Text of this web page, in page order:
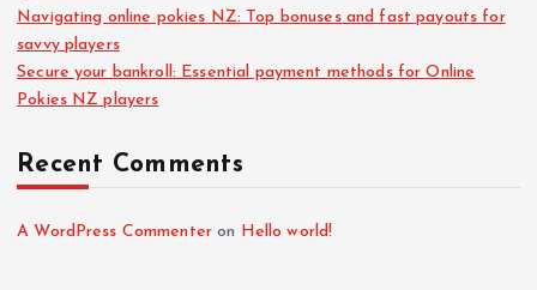
Navigating online pokies NZ: Top bonuses and fast payouts for
savvy players
Secure your bankroll: Essential payment methods for Online
Pokies NZ players
Recent Comments
A WordPress Commenter on Hello world!